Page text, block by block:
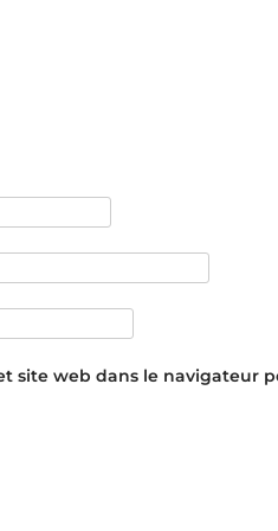
site web dans le navigateur